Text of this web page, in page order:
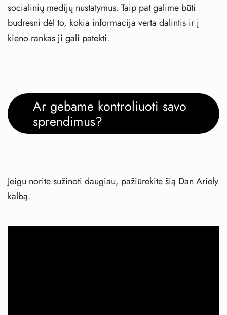
socialinių medijų nustatymus. Taip pat galime būti
budresni dėl to, kokia informacija verta dalintis ir į
kieno rankas ji gali patekti.
Ar gebame kontroliuoti savo
sprendimus?
Jeigu norite sužinoti daugiau, pažiūrėkite šią Dan Ariely
kalbą.